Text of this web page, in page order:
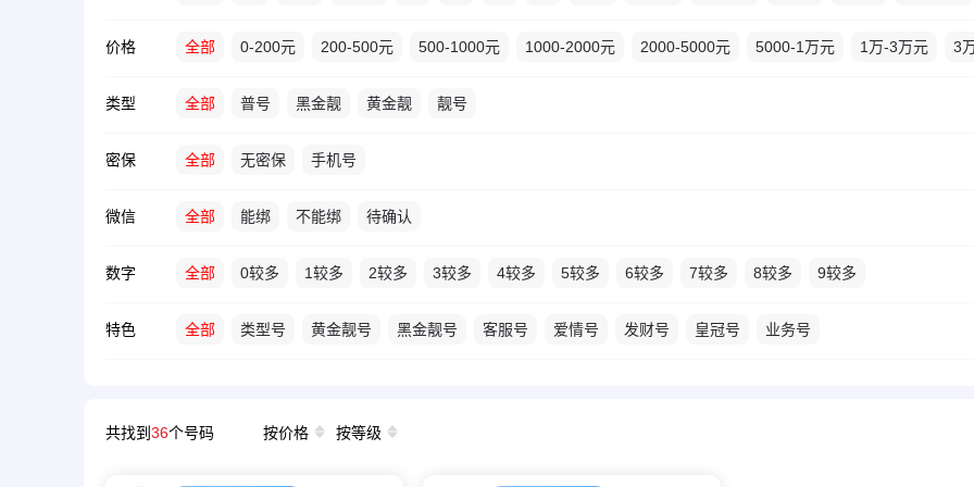
价格 全部 0-200元 200-500元 500-1000元 1000-2000元 2000-5000元 5000-1万元 1万-3万元 3
类型 全部 普号 黑金靓 黄金靓 靓号
密保 全部 无密保 手机号
微信 全部 能绑 不能绑 待确认
数字 全部 0较多 1较多 2较多 3较多 4较多 5较多 6较多 7较多 8较多 9较多
特色 全部 类型号 黄金靓号 黑金靓号 客服号 爱情号 发财号 皇冠号 业务号
共找到 36个号码 按价格 按等级